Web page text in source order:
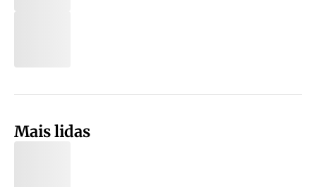
Mais lidas